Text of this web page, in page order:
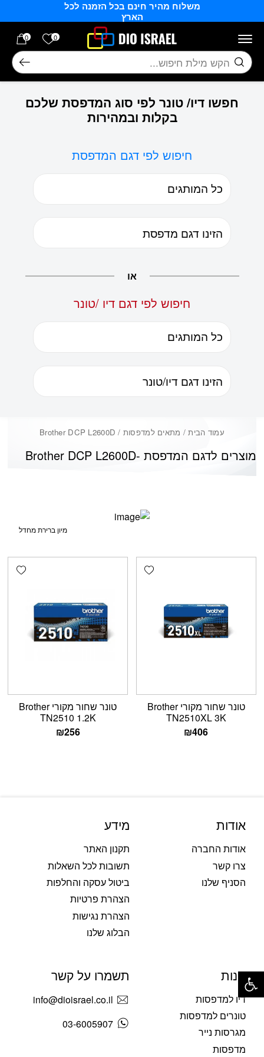
משלוח מהיר חינם בכל הזמנה לכל
הארץ
0 הרשימה
0
חיפוש
חפשו דיו/ טונר לפי סוג המדפסת שלכם
בקלות ובמהירות
חיפוש לפי דגם המדפסת
או
חיפוש לפי דגם דיו /טונר
עמוד הבית/ מתאים למדפסות / Brother DCP L2600D
Brother DCP L2600Dמוצרים לדגם המדפסת -
Add wishlist
טונר שחור מקורי Brother
TN2510XL 3K
₪406
טונר שחור מקורי Brother
TN2510 1.2K
₪256
אודות
אודות החברה
צרו קשר
הסניף שלנו
מידע
תקנון האתר
תשובות לכל השאלות
ביטול עסקה והחלפות
הצהרת פרטיות
הצהרת נגישות
הבלוג שלנו
חנות
דיו למדפסות
טונרים למדפסות
מגרסות נייר
מדפסות
תשמרו על קשר
info@dioisrael.co.il
03-6005907
פתח סרגל נגישות